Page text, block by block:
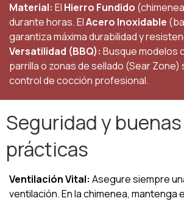
Material: El Hierro Fundido
durante horas. ElAcero Inoxidable
garantiza máxima durabilidad y
Versatilidad (BBQ): Busque modelos
parrilla o zonas de sellado (Sear Zone)
control de cocción profesional.
Seguridad y buenas
prácticas
Ventilación Vital: Asegure siempre
ventilación. En la chimenea, mantenga